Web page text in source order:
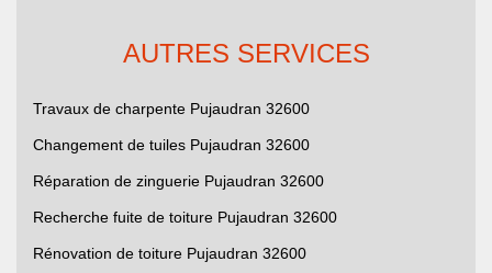
AUTRES SERVICES
Travaux de charpente Pujaudran 32600
Changement de tuiles Pujaudran 32600
Réparation de zinguerie Pujaudran 32600
Recherche fuite de toiture Pujaudran 32600
Rénovation de toiture Pujaudran 32600